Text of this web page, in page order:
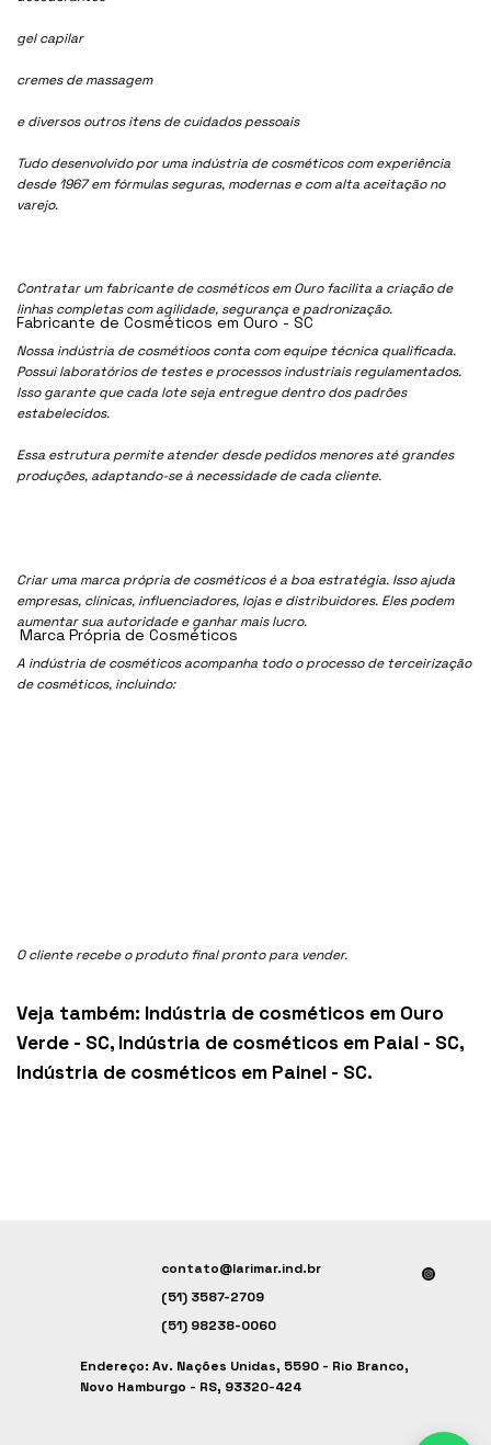
gel capilar
cremes de massagem
e diversos outros itens de cuidados pessoais
Tudo desenvolvido por uma indústria de cosméticos com experiência
desde 1967 em fórmulas seguras, modernas e com alta aceitação no
varejo.
Contratar um fabricante de cosméticos em Ouro facilita a criação de
linhas completas com agilidade, segurança e padronização.
Nossa indústria de cosmétioos conta com equipe técnica qualificada.
Possui laboratórios de testes e processos industriais regulamentados.
Isso garante que cada lote seja entregue dentro dos padrões
estabelecidos.
Essa estrutura permite atender desde pedidos menores até grandes
produções, adaptando-se à necessidade de cada cliente.
Criar uma marca própria de cosméticos é a boa estratégia. Isso ajuda
empresas, clínicas, influenciadores, lojas e distribuidores. Eles podem
aumentar sua autoridade e ganhar mais lucro.
A indústria de cosméticos acompanha todo o processo de terceirização
de cosméticos, incluindo:
O cliente recebe o produto final pronto para vender.
Veja também: Indústria de cosméticos em Ouro
Verde - SC, Indústria de cosméticos em Paial - SC,
Indústria de cosméticos em Painel - SC.
Fabricante de Cosméticos em Ouro - SC
Marca Própria de Cosméticos
contato@larimar.ind.br
(51) 3587-2709
(51) 98238-0060
Endereço: Av. Nações Unidas, 5590 - Rio Branco,
Novo Hamburgo - RS, 93320-424